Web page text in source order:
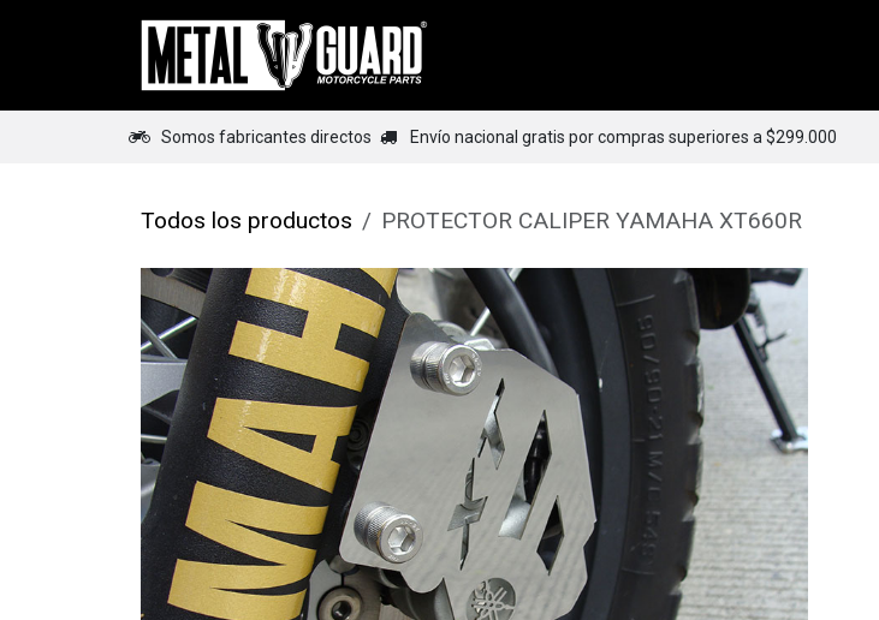
Ir al contenido
Somos fabricantes directos Envío nacional gratis por compras superiores a $299.000
Todos los productos PROTECTOR CALIPER YAMAHA XT660R